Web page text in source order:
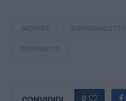
JACKPOT SUPERENALOTTO
TERREMOTO
0